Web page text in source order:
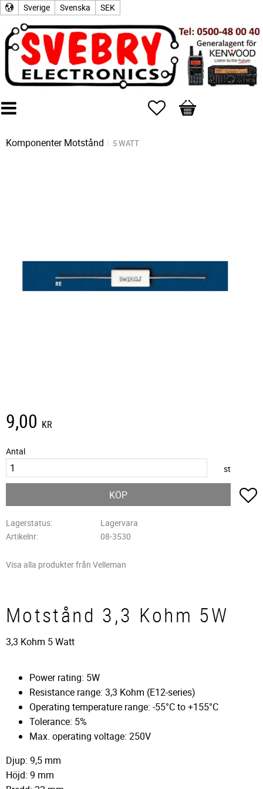
Sverige Svenska SEK
Favoriter
Kundvagn
Komponenter Motstånd 5 WATT
9,00 KR
Antal
st
KÖP
Lagerstatus
Lagervara
Artikelnr
08-3530
Visa alla produkter från Velleman
Motstånd 3,3 Kohm 5W
3,3 Kohm 5 Watt
Power rating: 5W
Resistance range: 3,3 Kohm (E12-series)
Operating temperature range: -55°C to +155°C
Tolerance: 5%
Max. operating voltage: 250V
Djup: 9,5 mm
Höjd: 9 mm